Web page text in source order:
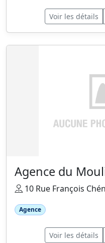
Voir les détails
Agence du
10 Rue François
Agence
Voir les détails